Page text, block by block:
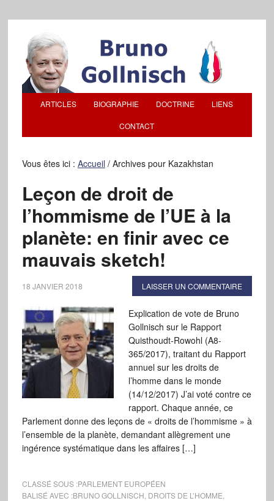
ARTICLES BIOGRAPHIE DOCTRINE LIENS
CONTACT
Vous êtes ici : Accueil /Archives pour Kazakhstan
Leçon de droit de
l’hommisme de l’UE à la
planète: en finir avec ce
mauvais sketch!
18 JANVIER 2018 LAISSER UN COMMENTAIRE
Explication de vote de Bruno
Gollnisch sur le Rapport
Quisthoudt-Rowohl (A8-
365/2017), traitant du Rapport
annuel sur les droits de
l’homme dans le monde
(14/12/2017) J’ai voté contre ce
rapport. Chaque année, ce
Parlement donne des leçons de « droits de l’hommisme » à
l’ensemble de la planète, demandant allègrement une
ingérence systématique dans les affaires […]
CLASSÉ SOUS :PARLEMENT EUROPÉEN
BALISÉ AVEC :BRUNO GOLLNISCH DROITS DE L’HOMME